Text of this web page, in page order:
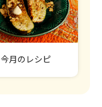
今月のレシピ